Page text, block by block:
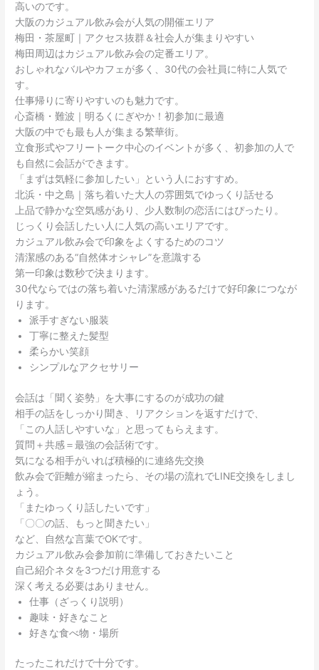
高いのです。
大阪のカジュアル飲み会が人気の開催エリア
梅田・茶屋町｜アクセス抜群＆社会人が集まりやすい
梅田周辺はカジュアル飲み会の定番エリア。
おしゃれなバルやカフェが多く、30代の会社員に特に人気で
す。
仕事帰りに寄りやすいのも魅力です。
心斎橋・難波｜明るくにぎやか！初参加に最適
大阪の中でも最も人が集まる繁華街。
立食形式やフリートーク中心のイベントが多く、初参加の人で
も自然に会話ができます。
「まずは気軽に参加したい」という人におすすめ。
北浜・中之島｜落ち着いた大人の雰囲気でゆっくり話せる
上品で静かな空気感があり、少人数制の恋活にはぴったり。
じっくり会話したい人に人気の高いエリアです。
カジュアル飲み会で印象をよくするためのコツ
清潔感のある“自然体オシャレ”を意識する
第一印象は数秒で決まります。
30代ならではの落ち着いた清潔感があるだけで好印象につなが
ります。
派手すぎない服装
丁寧に整えた髪型
柔らかい笑顔
シンプルなアクセサリー
会話は「聞く姿勢」を大事にするのが成功の鍵
相手の話をしっかり聞き、リアクションを返すだけで、
「この人話しやすいな」と思ってもらえます。
質問＋共感＝最強の会話術です。
気になる相手がいれば積極的に連絡先交換
飲み会で距離が縮まったら、その場の流れでLINE交換をしまし
ょう。
「またゆっくり話したいです」
「〇〇の話、もっと聞きたい」
など、自然な言葉でOKです。
カジュアル飲み会参加前に準備しておきたいこと
自己紹介ネタを3つだけ用意する
深く考える必要はありません。
仕事（ざっくり説明）
趣味・好きなこと
好きな食べ物・場所
たったこれだけで十分です。